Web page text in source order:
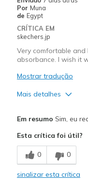
Por Muna
de Egypt
CRÍTICA EM
skechers.jp
Very comfortable
absorbance. I wish it
Mostrar tradução
Mais detalhes
Comfortable
Stylish
Em resumo Sim, eu
Esta crítica foi útil?
0 0
sinalizar esta crítica